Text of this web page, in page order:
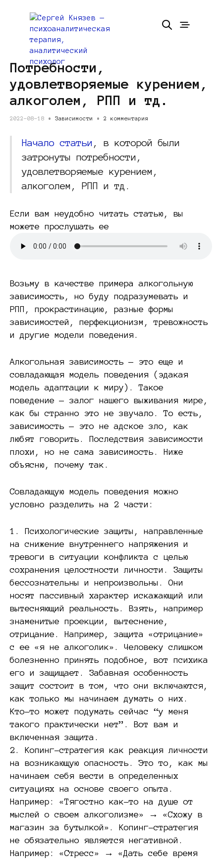
Потребности,
удовлетворяемые курением,
алкоголем, РПП и тд.
2022-08-18 • Зависимости • 2 комментария
Начало статьи , в которой были
затронуты потребности,
удовлетворяемые курением,
алкоголем, РПП и тд.
Если вам неудобно читать статью, вы
можете прослушать ее
Возьму в качестве примера алкогольную
зависимость, но буду подразумевать и
РПП, прокрастинацию, разные формы
зависимостей, перфекционизм, тревожность
и другие модели поведения.
Алкогольная зависимость — это еще и
совладающая модель поведения (эдакая
модель адаптации к миру). Такое
поведение — залог нашего выживания мире,
как бы странно это не звучало. То есть,
зависимость — это не адское зло, как
любят говорить. Последствия зависимости
плохи, но не сама зависимость. Ниже
объясню, почему так.
Совладающую модель поведения можно
условно разделить на 2 части:
1. Психологические защиты, направленные
на снижение внутреннего напряжения и
тревоги в ситуации конфликта с целью
сохранения целостности личности. Защиты
бессознательны и непроизвольны. Они
носят пассивный характер искажающий или
вытесняющий реальность. Взять, например
знаменитые проекции, вытеснение,
отрицание. Например, защита «отрицание»
с ее «я не алкоголик». Человеку слишком
болезненно принять подобное, вот психика
его и защищает. Забавная особенность
защит состоит в том, что они включаются,
как только мы начинаем думать о них.
Кто-то может подумать сейчас “у меня
такого практически нет”. Вот вам и
включенная защита.
2. Копинг-стратегия как реакция личности
на возникающую опасность. Это то, как мы
начинаем себя вести в определенных
ситуациях на основе своего опыта.
Например: «Тягостно как-то на душе от
мыслей о своем алкоголизме» → «Схожу в
магазин за бутылкой». Копинг-стратегия
не обязательно является негативной.
Например: «Стресс» → «Дать себе время